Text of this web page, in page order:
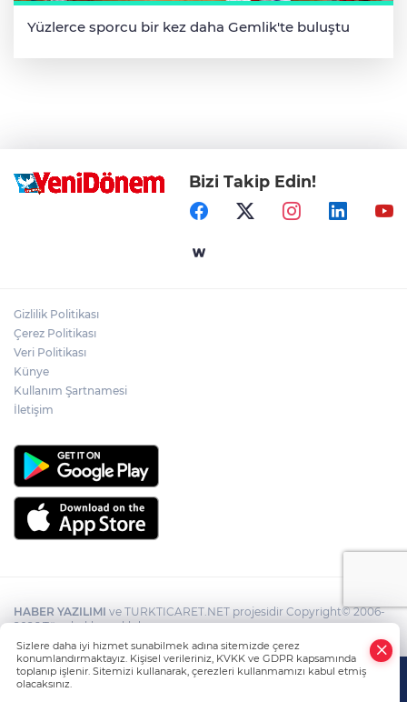
Yüzlerce sporcu bir kez daha Gemlik'te buluştu
Bizi Takip Edin!
Gizlilik Politikası
Çerez Politikası
Veri Politikası
Künye
Kullanım Şartnamesi
İletişim
HABER YAZILIMI ve TURKTICARET.NET projesidir Copyright© 2006-
2026 Tüm hakları saklıdır.
Sizlere daha iyi hizmet sunabilmek adına sitemizde çerez
konumlandırmaktayız. Kişisel verileriniz, KVKK ve GDPR kapsamında
toplanıp işlenir. Sitemizi kullanarak, çerezleri kullanmamızı kabul etmiş
olacaksınız.